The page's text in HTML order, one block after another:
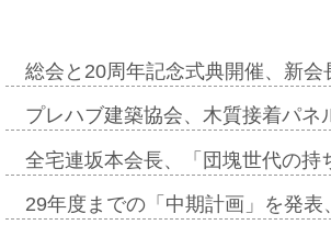
総会と20周年記念式典開催、新
プレハブ建築協会、木質接着パ
全宅連坂本会長、「団塊世代の
29年度までの「中期計画」を発